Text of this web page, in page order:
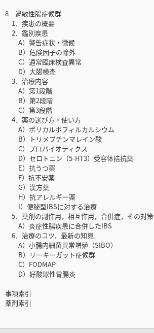
8 過敏性腸症候群
1．疾患の概要
2．鑑別疾患
A）警告症状・徴候
B）危険因子の除外
C）通常臨床検査異常
D）大腸検査
3．治療内容
A）第1段階
B）第2段階
C）第3段階
4．薬の選び方・使い方
A）ポリカルボフィルカルシウム
B）トリメブチンマレイン酸
C）プロバイオティクス
D）セロトニン（5-HT3）受容体拮抗薬
E）抗うつ薬
F）抗不安薬
G）漢方薬
H）抗アレルギー薬
I）便秘型IBSに対する治療
5．薬剤の副作用，相互作用，合併症，その対策
A）炎症性腸疾患に合併したIBS
6．治療のコツ，最新の知見
A）小腸内細菌異常増殖（SIBO）
B）リーキーガット症候群
C）FODMAP
D）好酸球性胃腸炎
事項索引
薬剤索引